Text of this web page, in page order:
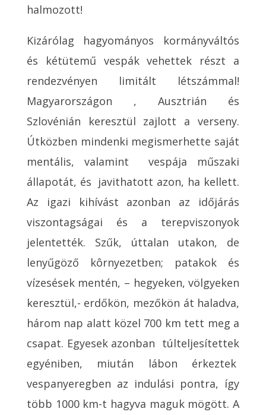
halmozott!
Kizárólag hagyományos kormányváltós
és kétütemű vespák vehettek részt a
rendezvényen limitált létszámmal!
Magyarországon , Ausztrián és
Szlovénián keresztül zajlott a verseny.
Útközben mindenki megismerhette saját
mentális, valamint vespája műszaki
állapotát, és javithatott azon, ha kellett.
Az igazi kihívást azonban az időjárás
viszontagságai és a terepviszonyok
jelentették. Szűk, úttalan utakon, de
lenyűgöző kôrnyezetben; patakok és
vízesések mentén, – hegyeken, völgyeken
keresztül,- erdőkön, mezőkön át haladva,
három nap alatt közel 700 km tett meg a
csapat. Egyesek azonban túlteljesítettek
egyéniben, miután lábon érkeztek
vespanyeregben az indulási pontra, így
több 1000 km-t hagyva maguk mögött. A